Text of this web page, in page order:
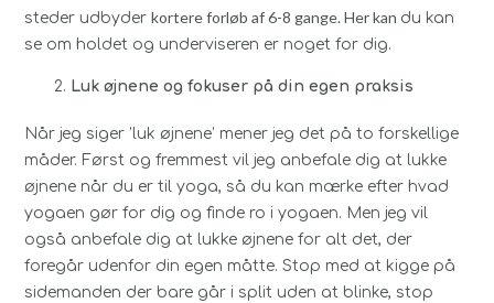
steder udbyder kortere forløb af 6-8 gange. Her kan du kan
se om holdet og underviseren er noget for dig.
Luk øjnene og fokuser på din egen praksis
Når jeg siger ’luk øjnene’ mener jeg det på to forskellige
måder. Først og fremmest vil jeg anbefale dig at lukke
øjnene når du er til yoga, så du kan mærke efter hvad
yogaen gør for dig og finde ro i yogaen. Men jeg vil
også anbefale dig at lukke øjnene for alt det, der
foregår udenfor din egen måtte. Stop med at kigge på
sidemanden der bare går i split uden at blinke, stop